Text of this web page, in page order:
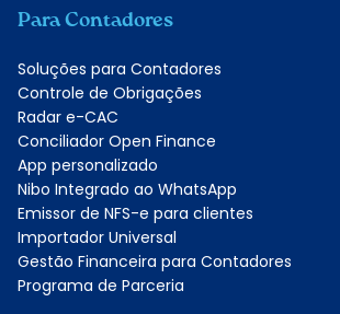
Para Contadores
Soluções para Contadores
Controle de Obrigações
Radar e-CAC
Conciliador Open Finance
App personalizado
Nibo Integrado ao WhatsApp
Emissor de NFS-e para clientes
Importador Universal
Gestão Financeira para Contadores
Programa de Parceria